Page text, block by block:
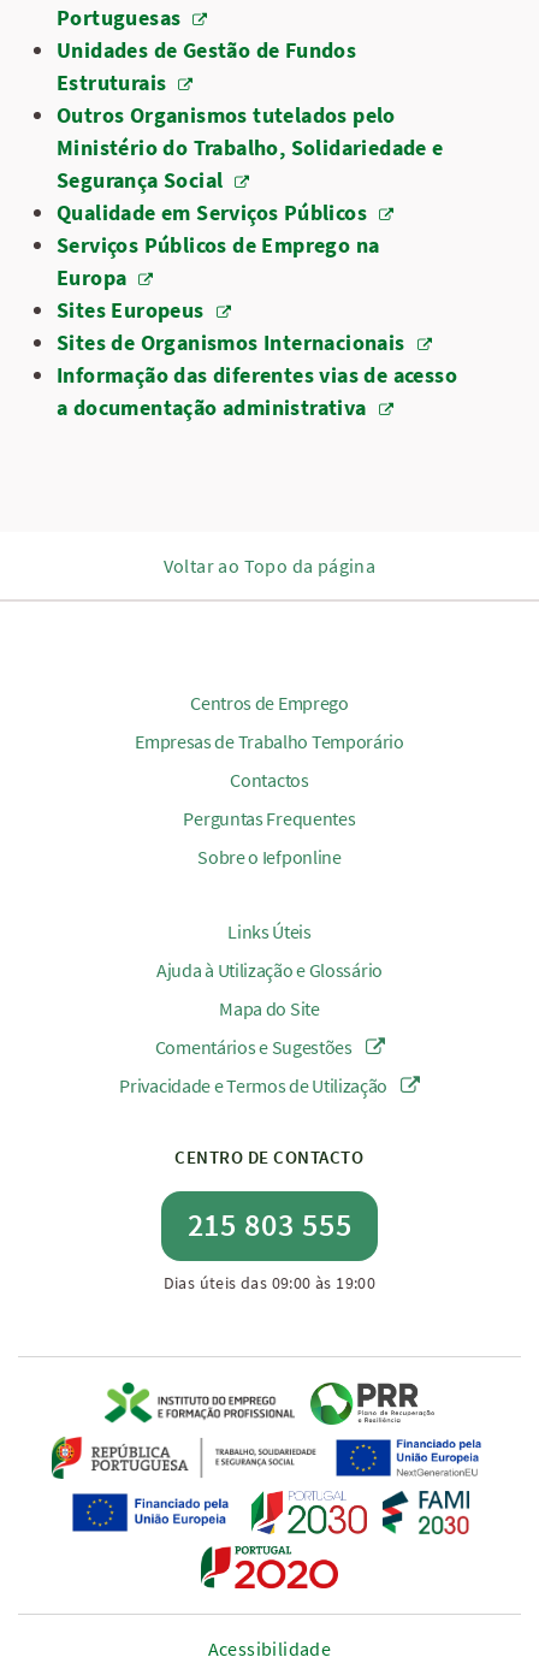
Portuguesas
Unidades de Gestão de Fundos
Estruturais
Outros Organismos tutelados pelo
Ministério do Trabalho, Solidariedade e
Segurança Social
Qualidade em Serviços Públicos
Serviços Públicos de Emprego na
Europa
Sites Europeus
Sites de Organismos Internacionais
Informação das diferentes vias de acesso
a documentação administrativa
Voltar ao Topo da página
Centros de Emprego
Empresas de Trabalho Temporário
Contactos
Perguntas Frequentes
Sobre o Iefponline
Links Úteis
Ajuda à Utilização e Glossário
Mapa do Site
Comentários e Sugestões
Privacidade e Termos de Utilização
CENTRO DE CONTACTO
215 803 555
Dias úteis das 09:00 às 19:00
Acessibilidade